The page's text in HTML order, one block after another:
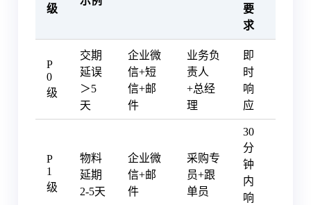
级
要
求
P
0
级
交期
延误
＞5
天
企业微
信+短
信+邮
件
业务负
责人
+总经
理
即
时
响
应
P
1
级
物料
延期
2-5天
企业微
信+邮
件
采购专
员+跟
单员
30
分
钟
内
响